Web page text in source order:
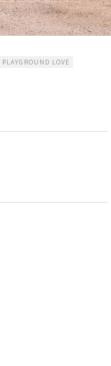
PLAYGROUND LOVE